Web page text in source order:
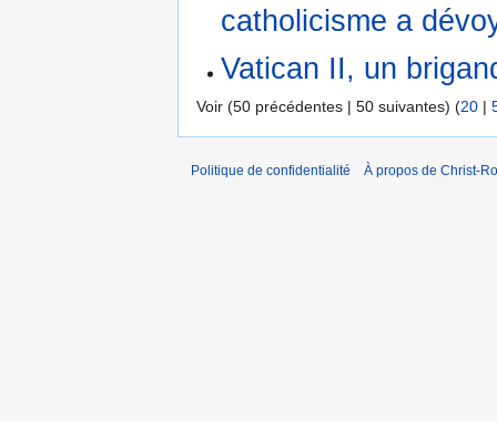
catholicisme a
Vatican II, un
Voir (50 précédentes | 50 suivantes) (20 |
Politique de confidentialité À propos de Christ-